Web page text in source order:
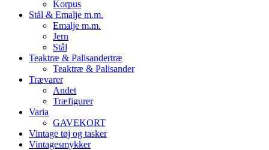
Korpus
Stål & Emalje m.m.
Emalje m.m.
Jern
Stål
Teaktræ & Palisandertræ
Teaktræ & Palisander
Trævarer
Andet
Træfigurer
Varia
GAVEKORT
Vintage tøj og tasker
Vintagesmykker